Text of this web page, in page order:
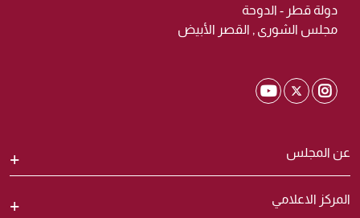
عن المجلس
المركز الاعلامي
دولة قطر - الدوحة
مجلس الشورى , القصر الأبيض
Shura Instagram
Shura Twitter
Shura Youtube